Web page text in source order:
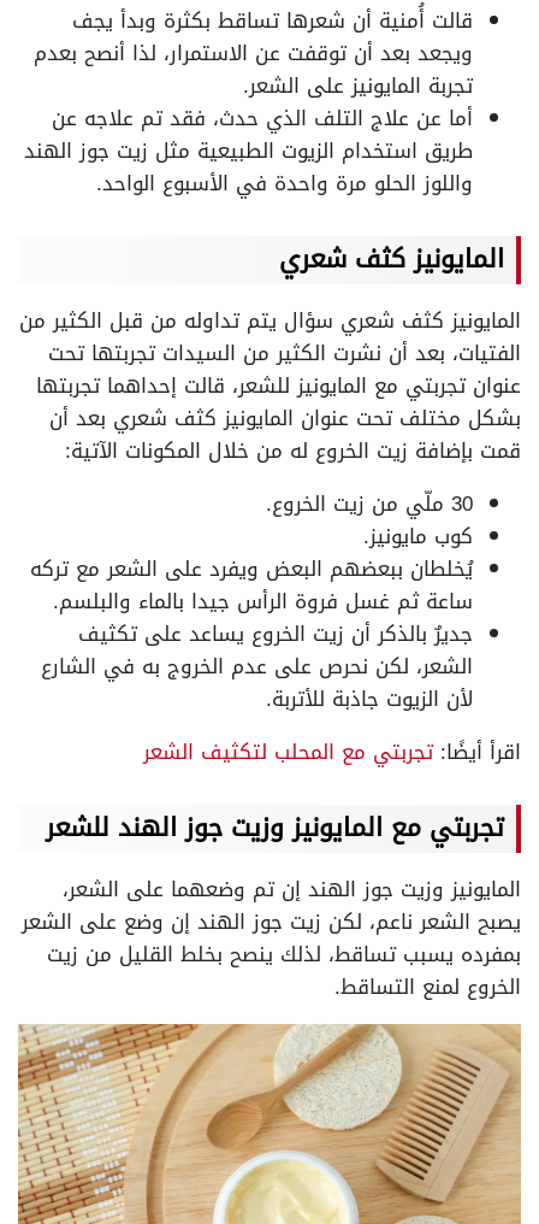
قالت أُمنية أن شعرها تساقط بكثرة وبدأ يجف
ويجعد بعد أن توقفت عن الاستمرار، لذا أنصح بعدم
تجربة المايونيز على الشعر.
أما عن علاج التلف الذي حدث، فقد تم علاجه عن
طريق استخدام الزيوت الطبيعية مثل زيت جوز الهند
واللوز الحلو مرة واحدة في الأسبوع الواحد.
المايونيز كثف شعري
المايونيز كثف شعري سؤال يتم تداوله من قبل الكثير من
الفتيات، بعد أن نشرت الكثير من السيدات تجربتها تحت
عنوان تجربتي مع المايونيز للشعر، قالت إحداهما تجربتها
بشكل مختلف تحت عنوان المايونيز كثف شعري بعد أن
قمت بإضافة زيت الخروع له من خلال المكونات الآتية:
30 ملّي من زيت الخروع.
كوب مايونيز.
يُخلطان ببعضهم البعض ويفرد على الشعر مع تركه
ساعة ثم غسل فروة الرأس جيدا بالماء والبلسم.
جديرٌ بالذكر أن زيت الخروع يساعد على تكثيف
الشعر، لكن نحرص على عدم الخروج به في الشارع
لأن الزيوت جاذبة للأتربة.
اقرأ أيضًا:تجربتي مع المحلب لتكثيف الشعر
تجربتي مع المايونيز وزيت جوز الهند للشعر
المايونيز وزيت جوز الهند إن تم وضعهما على الشعر،
يصبح الشعر ناعم، لكن زيت جوز الهند إن وضع على الشعر
بمفرده يسبب تساقط، لذلك ينصح بخلط القليل من زيت
الخروع لمنع التساقط.